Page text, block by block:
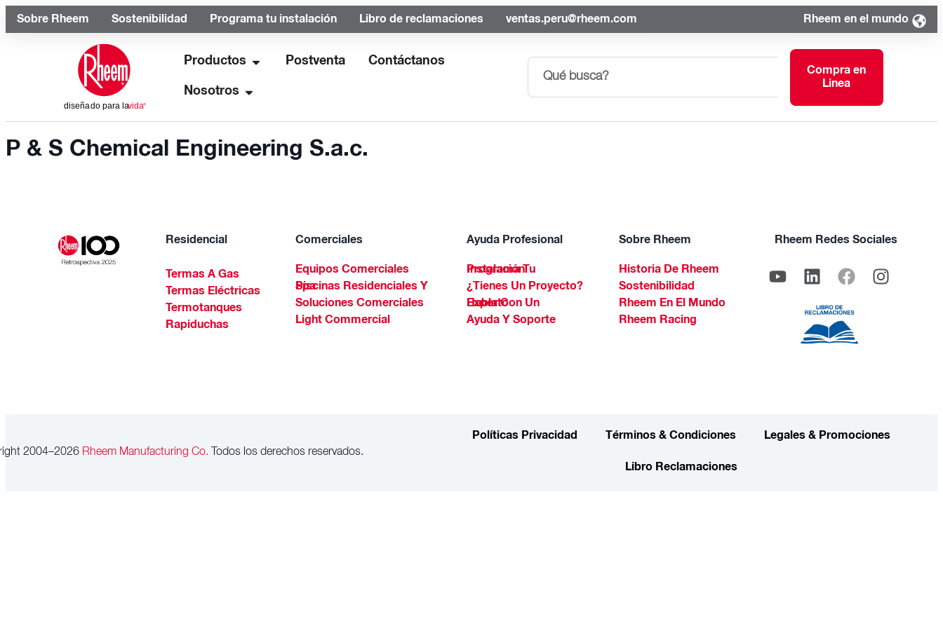
Sobre Rheem Sostenibilidad Programa tu instalación Libro de reclamaciones ventas.peru@rheem.com Rheem en el mundo
Productos Postventa Contáctanos
Nosotros
Compra en
Linea
P & S Chemical Engineering S.a.c.
Residencial
Termas A Gas
Termas Eléctricas
Termotanques
Rapiduchas
Comerciales
Equipos Comerciales
Piscinas Residenciales Y Spa
Soluciones Comerciales
Light Commercial
Ayuda Profesional
Programa Tu Instalación
¿Tienes Un Proyecto?
Habla Con Un Experto
Ayuda Y Soporte
Sobre Rheem
Historia De Rheem
Sostenibilidad
Rheem En El Mundo
Rheem Racing
Rheem Redes Sociales
2004–2026Rheem Manufacturing Co. Todos los derechos reservados.
Políticas Privacidad Términos & Condiciones Legales & Promociones
Libro Reclamaciones